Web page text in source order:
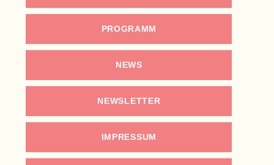
PROGRAMM
NEWS
NEWSLETTER
IMPRESSUM